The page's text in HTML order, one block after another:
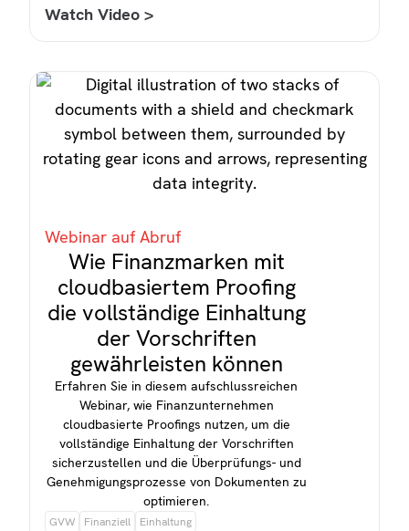
Watch Video >
Webinar auf Abruf
Wie Finanzmarken mit
cloudbasiertem Proofing
die vollständige Einhaltung
der Vorschriften
gewährleisten können
Erfahren Sie in diesem aufschlussreichen
Webinar, wie Finanzunternehmen
cloudbasierte Proofings nutzen, um die
vollständige Einhaltung der Vorschriften
sicherzustellen und die Überprüfungs- und
Genehmigungsprozesse von Dokumenten zu
optimieren.
GVW Finanziell Einhaltung